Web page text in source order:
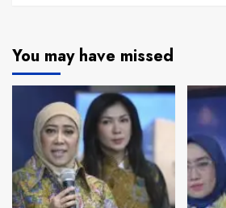
You may have missed